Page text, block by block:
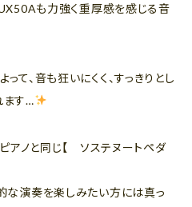
も力強く重厚感を感じる音
て、音も狂いにくく、すっきりとし
ます…
アノと同じ【 ソステヌートペダ
な演奏を楽しみたい方には真っ